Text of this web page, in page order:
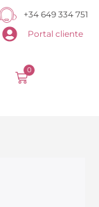
+34 649 334 751
Portal cliente
0
Carrito